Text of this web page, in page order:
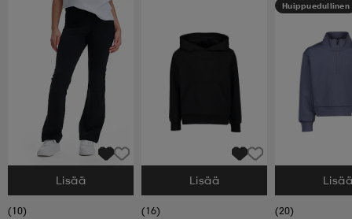
Valitse Koko
Lisää
(10)
Valitse Koko
Lisää
(16)
Huippuedullinen
Valitse Koko
(20)